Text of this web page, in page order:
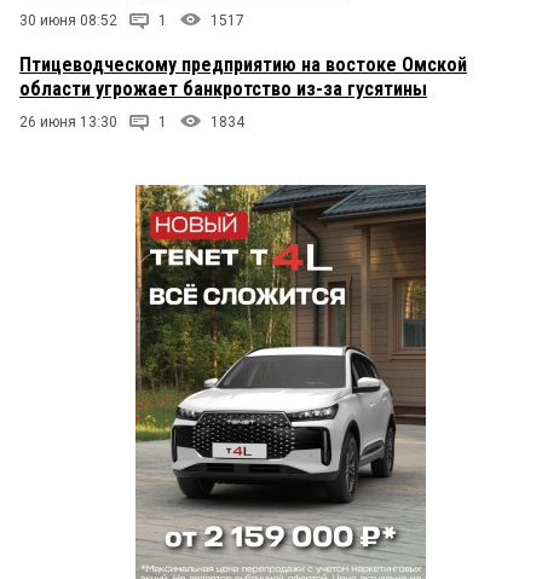
30 июня 08:52 1 1517
Птицеводческому предприятию на востоке Омской
области угрожает банкротство из-за гусятины
26 июня 13:30 1 1834